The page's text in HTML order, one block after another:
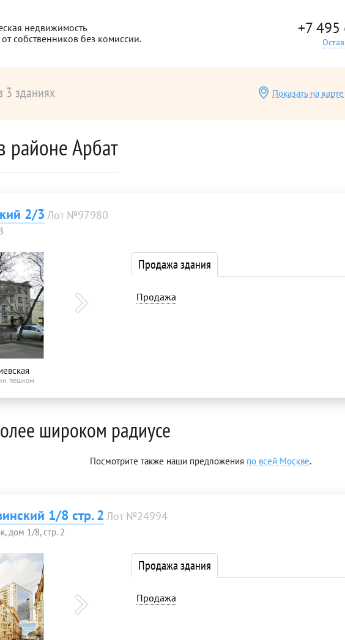
недвижимость
собственников без комиссии.
+7
3 зданиях Показать на карте
районе Арбат
2/3 Лот №97980
пешком
Продажа здания
Продажа
широком радиусе
Посмотрите также наши предложения по всей Москве.
1/8 стр. 2 Лот №24994
дом 1/8, стр. 2
Продажа здания
Продажа